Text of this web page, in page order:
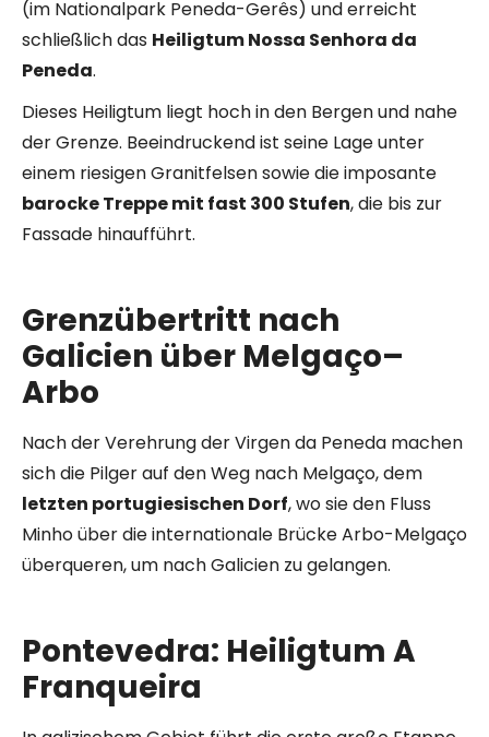
(im Nationalpark Peneda-Gerês) und erreicht
schließlich das Heiligtum Nossa Senhora da
Peneda.
Dieses Heiligtum liegt hoch in den Bergen und nahe
der Grenze. Beeindruckend ist seine Lage unter
einem riesigen Granitfelsen sowie die imposante
barocke Treppe mit fast 300 Stufen, die bis zur
Fassade hinaufführt.
Grenzübertritt nach
Galicien über Melgaço–
Arbo
Nach der Verehrung der Virgen da Peneda machen
sich die Pilger auf den Weg nach Melgaço, dem
letzten portugiesischen Dorf, wo sie den Fluss
Minho über die internationale Brücke Arbo-Melgaço
überqueren, um nach Galicien zu gelangen.
Pontevedra: Heiligtum A
Franqueira